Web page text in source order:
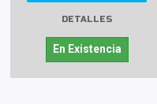
DETALLES
En Existencia